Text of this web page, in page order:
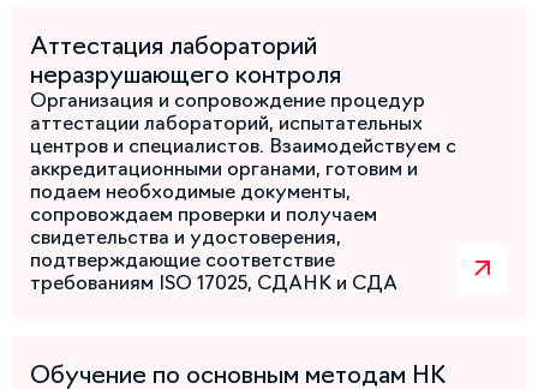
Аттестация лабораторий
неразрушающего контроля
Организация и сопровождение процедур
аттестации лабораторий, испытательных
центров и специалистов. Взаимодействуем с
аккредитационными органами, готовим и
подаем необходимые документы,
сопровождаем проверки и получаем
свидетельства и удостоверения,
подтверждающие соответствие
требованиям ISO 17025, СДАНК и СДА
Обучение по основным методам НК